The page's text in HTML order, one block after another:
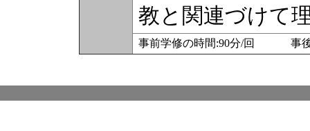
教と関連づけて
事前学修の時間:90分/回 事後